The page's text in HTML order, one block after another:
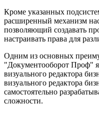
Кроме указанных
расширенный механизм
позволяющий создавать
настраивать права для
Одним из основных
"Документооборот Проф"
визуального редактора
визуального редактора
самостоятельно
сложности.